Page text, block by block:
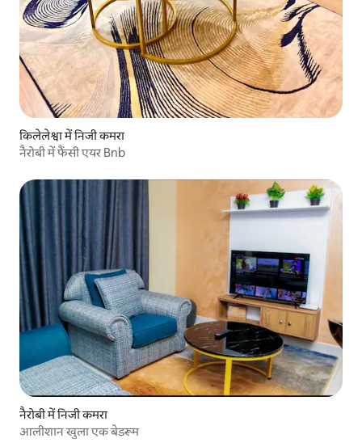
किलेलेश्वा में निजी कमरा
नैरोबी में फैंसी एयर Bnb
नैरोबी में निजी कमरा
आलीशान खुला एक बेडरूम